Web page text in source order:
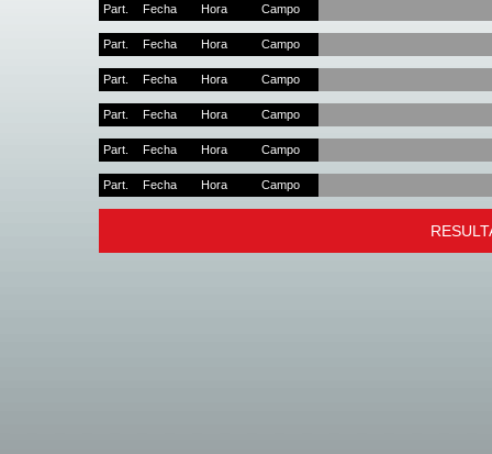
Part. Fecha Hora Campo
Part. Fecha Hora Campo
Part. Fecha Hora Campo
Part. Fecha Hora Campo
Part. Fecha Hora Campo
Part. Fecha Hora Campo